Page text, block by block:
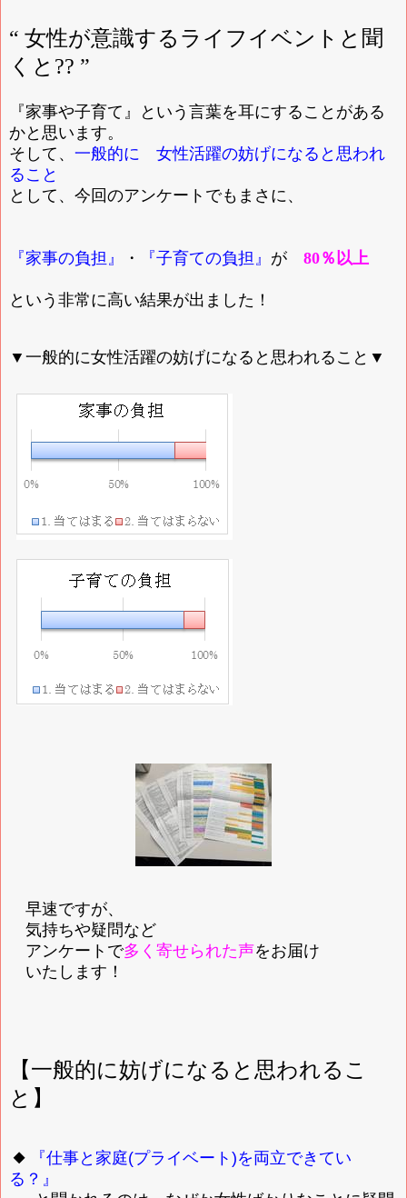
“ 女性が意識するライフイベントと聞
くと?? ”
『家事や子育て』という言葉を耳にすることがある
かと思います。
そして、 一般的に 女性活躍の妨げになると思われ
ること
として、今回のアンケートでもまさに、
『家事の負担』 ・ 『子育ての負担』 が 80％以上
という非常に高い結果が出ました！
▼一般的に女性活躍の妨げになると思われること▼
早速ですが、
気持ちや疑問など
アンケートで多く寄せられた声をお届け
いたします！
【一般的に妨げになると思われるこ
と】
◆
『仕事と家庭(プライベート)を両立できてい
る？』